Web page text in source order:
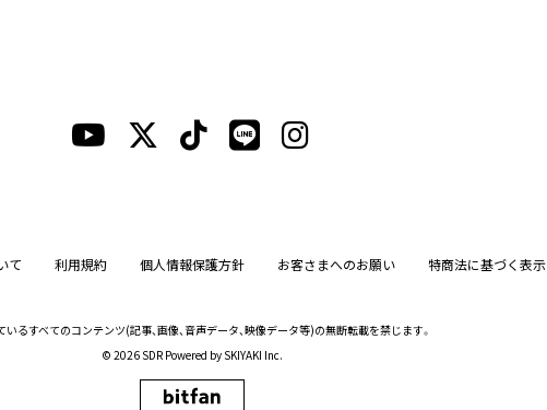
て 利用規約 個人情報保護方針 お客さまへのお願い 特商法に基づく表示
いるすべてのコンテンツ(記事、画像、音声データ、映像データ等)の無断転載を禁じます。
© 2026 SDR Powered by SKIYAKI Inc.